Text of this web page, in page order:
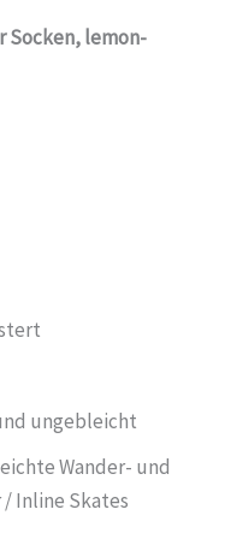
Socken, lemon-
ungebleicht
Wander- und
Inline Skates